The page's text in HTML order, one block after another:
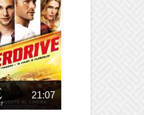
21:07